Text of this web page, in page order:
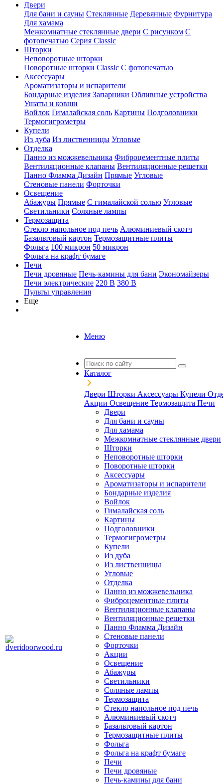
Двери
Для бани и сауны Стеклянные Деревянные Фурнитура
Для хамама
Межкомнатные стеклянные двери С рисунком С
фотопечатью Серия Classic
Шторки
Неповоротные шторки
Поворотные шторки Classic С фотопечатью
Аксессуары
Ароматизаторы и испарители
Бондарные изделия Запарники Обливные устройства
Ушаты и ковши
Войлок Гималайская соль Картины Подголовники
Термогигрометры
Купели
Из дуба Из лиственницы Угловые
Отделка
Панно из можжевельника Фиброцементные плиты
Вентиляционные клапаны Вентиляционные решетки
Панно Фламма Дизайн Прямые Угловые
Стеновые панели Форточки
Освещение
Абажуры Прямые С гималайской солью Угловые
Светильники Соляные лампы
Термозащита
Стекло напольное под печь Алюминиевый скотч
Базальтовый картон Термозащитные плиты
Фольга 100 микрон 50 микрон
Фольга на крафт бумаге
Печи
Печи дровяные Печь-камины для бани Экономайзеры
Печи электрические 220 В 380 В
Пульты управления
Еще
Меню
Каталог
Двери Шторки Аксессуары Купели
Акции Освещение Термозащита Печи
Двери
Для бани и сауны
Для хамама
Межкомнатные стеклянные двери
Шторки
Неповоротные шторки
Поворотные шторки
Аксессуары
Ароматизаторы и испарители
Бондарные изделия
Войлок
Гималайская соль
Картины
Подголовники
Термогигрометры
Купели
Из дуба
Из лиственницы
Угловые
Отделка
Панно из можжевельника
Фиброцементные плиты
Вентиляционные клапаны
Вентиляционные решетки
Панно Фламма Дизайн
Стеновые панели
Форточки
Акции
Освещение
Абажуры
Светильники
Соляные лампы
Термозащита
Стекло напольное под печь
Алюминиевый скотч
Базальтовый картон
Термозащитные плиты
Фольга
Фольга на крафт бумаге
Печи
Печи дровяные
Печь-камины для бани